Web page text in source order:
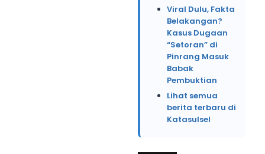
Viral Dulu, Fakta
Belakangan?
Kasus Dugaan
“Setoran” di
Pinrang Masuk
Babak
Pembuktian
Lihat semua
berita terbaru di
Katasulsel